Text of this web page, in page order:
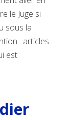
le Juge si
sous la
: articles
est